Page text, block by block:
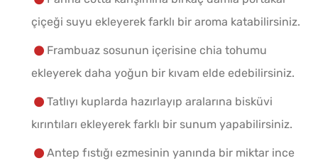
çiçeği suyu ekleyerek farklı bir aroma katabilirsiniz.
Frambuaz sosunun içerisine chia tohumu
ekleyerek daha yoğun bir kıvam elde edebilirsiniz.
Tatlıyı kuplarda hazırlayıp aralarına bisküvi
kırıntıları ekleyerek farklı bir sunum yapabilirsiniz.
Antep fıstığı ezmesinin yanında bir miktar ince